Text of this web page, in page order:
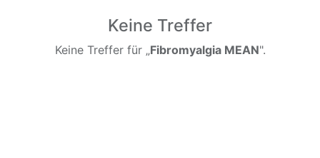
Keine Treffer
Keine Treffer für „Fibromyalgia MEAN".